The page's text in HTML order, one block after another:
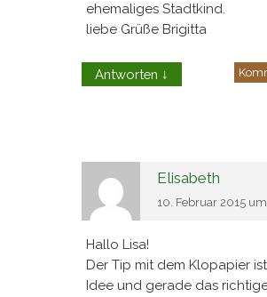
ehemaliges Stadtkind.
liebe Grüße Brigitta
Antworten ↓
Elisabeth
10. Februar 2015
Hallo Lisa!
Der Tip mit dem Klopapier
Idee und gerade das